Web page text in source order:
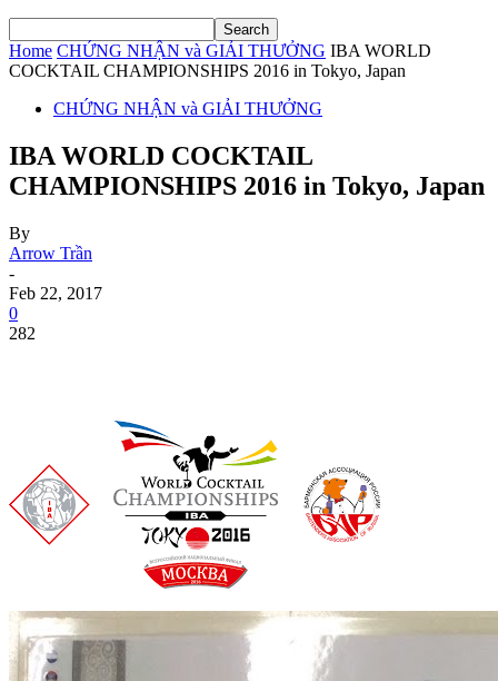
Home CHỨNG NHẬN và GIẢI THƯỞNG IBA WORLD
COCKTAIL CHAMPIONSHIPS 2016 in Tokyo, Japan
CHỨNG NHẬN và GIẢI THƯỞNG
IBA WORLD COCKTAIL
CHAMPIONSHIPS 2016 in Tokyo, Japan
By
Arrow Trần
-
Feb 22, 2017
0
282